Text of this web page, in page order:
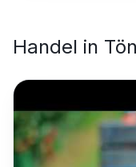
Handel in